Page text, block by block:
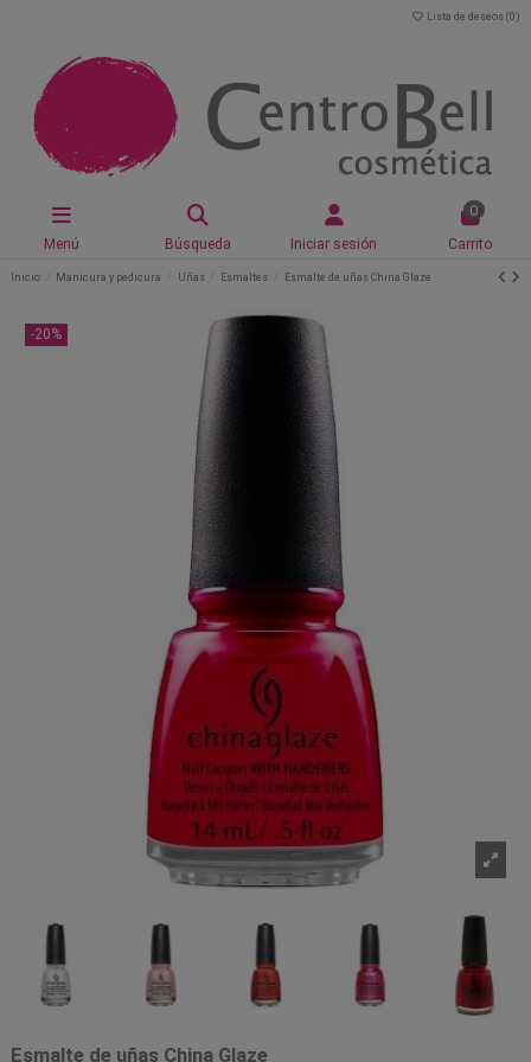
Lista de deseos (0 )
Menú Búsqueda Iniciar sesión
0
Carrito
Inicio Manicura y pedicura Uñas Esmaltes Esmalte de uñas China Glaze
-20%
Esmalte de uñas China Glaze